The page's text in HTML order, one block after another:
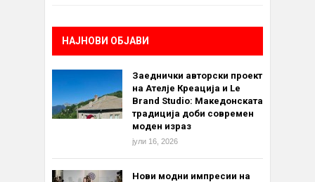
НАЈНОВИ ОБЈАВИ
Заеднички авторски проект
на Ателје Креација и Le
Brand Studio: Македонската
традиција доби современ
моден израз
јули 16, 2026
Нови модни импресии на